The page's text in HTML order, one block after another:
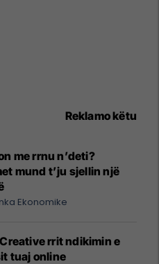
Reklamo këtu
me rrnu n’deti?
mund t’ju sjellin një
Ekonomike
rrit ndikimin e
tuaj online